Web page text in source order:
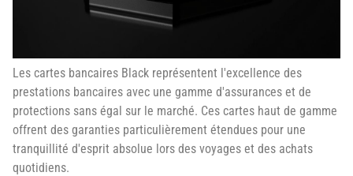
Les cartes bancaires Black représentent l'excellence des
prestations bancaires avec une gamme d'assurances et de
protections sans égal sur le marché. Ces cartes haut de gamme
offrent des garanties particulièrement étendues pour une
tranquillité d'esprit absolue lors des voyages et des achats
quotidiens.